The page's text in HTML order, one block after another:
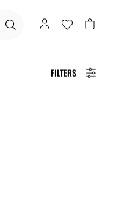
FILTERS